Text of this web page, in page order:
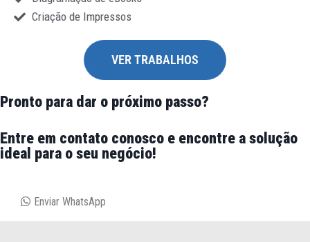
Criação de Impressos
VER TRABALHOS
Pronto para dar o próximo passo?
Entre em contato conosco e encontre a solução
ideal para o seu negócio!
Enviar WhatsApp